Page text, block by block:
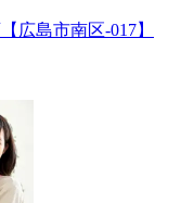
広島市南区-017】